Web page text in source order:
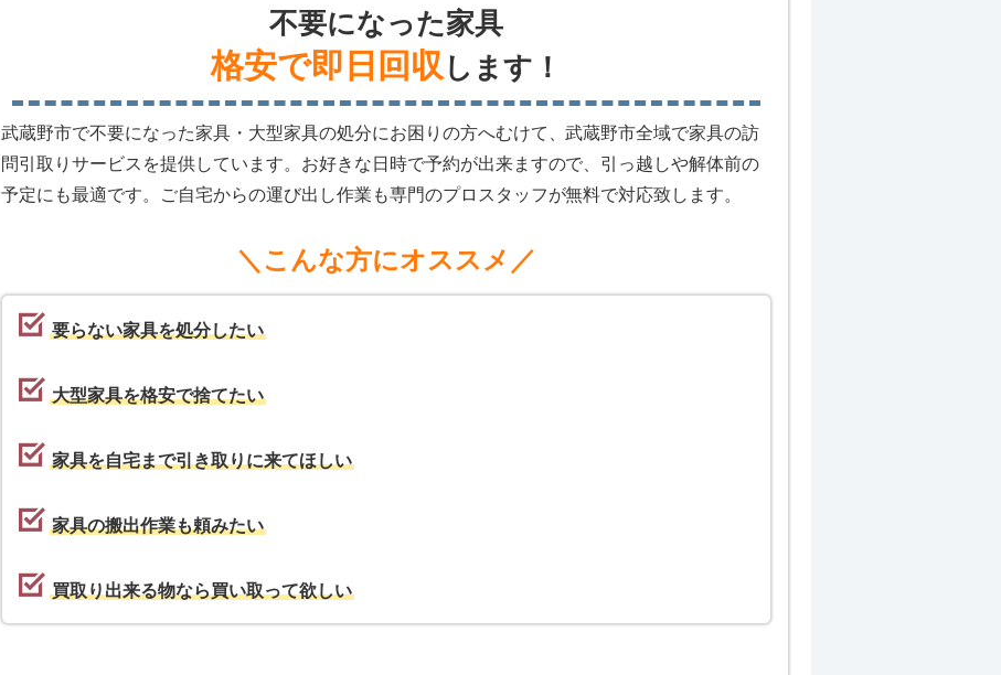
不要になった家具
格安で即日回収 します！
武蔵野市で不要になった家具・大型家具の処分にお困りの方へむけて、武蔵野市全域で家具の訪
問引取りサービスを提供しています。お好きな日時で予約が出来ますので、引っ越しや解体前の
予定にも最適です。ご自宅からの運び出し作業も専門のプロスタッフが無料で対応致します。
＼こんな方にオススメ／
要らない家具を処分したい
大型家具を格安で捨てたい
家具を自宅まで引き取りに来てほしい
家具の搬出作業も頼みたい
買取り出来る物なら買い取って欲しい